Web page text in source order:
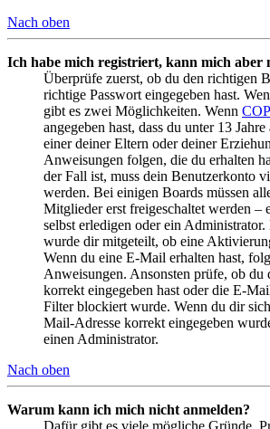
Nach oben
Ich habe mich registriert, kann mich aber
Überprüfe zuerst, ob du den richtigen
richtige Passwort eingegeben hast.
gibt es zwei Möglichkeiten. Wenn
angegeben hast, dass du unter 13
einer deiner Eltern oder deiner
Anweisungen folgen, die du erhalten
der Fall ist, muss dein Benutzerkonto
werden. Bei einigen Boards müssen
Mitglieder erst freigeschaltet werden –
selbst erledigen oder ein
wurde dir mitgeteilt, ob eine
Wenn du eine E-Mail erhalten hast,
Anweisungen. Ansonsten prüfe, ob du
korrekt eingegeben hast oder die E-
Filter blockiert wurde. Wenn du dir
Mail-Adresse korrekt eingegeben
einen Administrator.
Nach oben
Warum kann ich mich nicht anmelden?
Dafür gibt es viele mögliche Gründe.